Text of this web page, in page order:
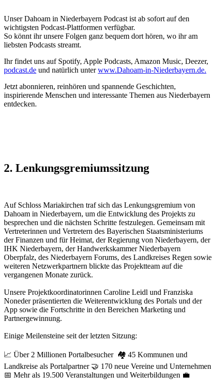
Unser Dahoam in Niederbayern Podcast ist ab sofort auf den
wichtigsten Podcast-Plattformen verfügbar.
So könnt ihr unsere Folgen ganz bequem dort hören, wo ihr am
liebsten Podcasts streamt.
Ihr findet uns auf Spotify, Apple Podcasts, Amazon Music, Deezer,
podcast.de und natürlich unterwww.Dahoam-in-Niederbayern.de.
Jetzt abonnieren, reinhören und spannende Geschichten,
inspirierende Menschen und interessante Themen aus Niederbayern
entdecken.
2. Lenkungsgremiumssitzung
Auf Schloss Mariakirchen traf sich das Lenkungsgremium von
Dahoam in Niederbayern, um die Entwicklung des Projekts zu
besprechen und die nächsten Schritte festzulegen. Gemeinsam mit
Vertreterinnen und Vertretern des Bayerischen Staatsministeriums
der Finanzen und für Heimat, der Regierung von Niederbayern, der
IHK Niederbayern, der Handwerkskammer Niederbayern
Oberpfalz, des Niederbayern Forums, des Landkreises Regen sowie
weiteren Netzwerkpartnern blickte das Projektteam auf die
vergangenen Monate zurück.
Unsere Projektkoordinatorinnen Caroline Leidl und Franziska
Noneder präsentierten die Weiterentwicklung des Portals und der
App sowie die Fortschritte in den Bereichen Marketing und
Partnergewinnung.
Einige Meilensteine seit der letzten Sitzung:
📈 Über 2 Millionen Portalbesucher 🏘️ 45 Kommunen und
Landkreise als Portalpartner 🤝 170 neue Vereine und Unternehmen
📅 Mehr als 19.500 Veranstaltungen und Weiterbildungen 💼